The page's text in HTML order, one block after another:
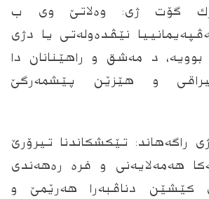
گۆت ژى: وه‌لاتێ وى ب
نێڤدەولەتی یا دژی
د مەشق و راهێنانان دا
و هێزێن پێشمەرگێ
راگەهاند: تێكشكاندنا تیرۆرێ
هەمەلایەنی و فرە رەهەندی
كێشێن دناڤبه‌را هەرێمێ و